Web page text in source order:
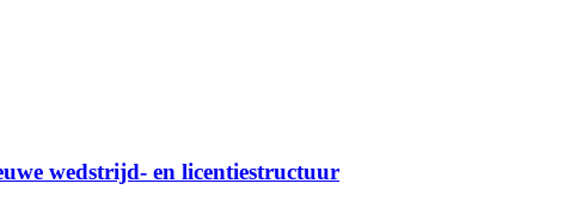
wedstrijd- en licentiestructuur